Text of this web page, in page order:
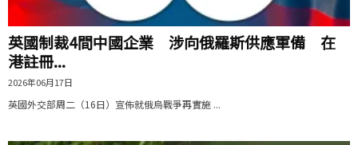
英國制裁4間中國企業 涉向俄羅斯供應軍備 在
港註冊...
2026年06月17日
英國外交部周二（16日）宣佈就俄烏戰爭再實施 ...